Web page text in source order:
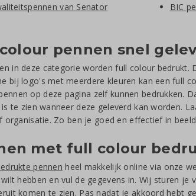
van Senator
BIC
pennen snel
in deze categorie worden full colour
bij logo's met meerdere kleuren kan een full
op deze pagina zelf kunnen bedrukken.
is te zien wanneer deze geleverd kan worden.
organisatie. Zo ben je goed en effectief in
met full colour
pennen heel makkelijk online via onze
hebben en vul de gegevens in. Wij sturen
komen te zien. Pas nadat je akkoord hebt